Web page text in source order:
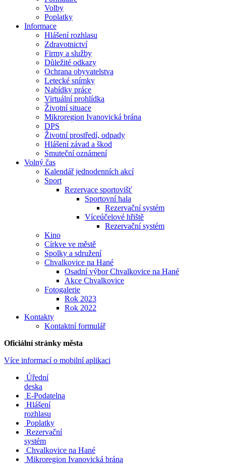
Volby
Poplatky
Informace
Hlášení rozhlasu
Zdravotnictví
Firmy a služby
Důležité odkazy
Ochrana obyvatelstva
Letecké snímky
Nabídky práce
Virtuální prohlídka
Životní situace
Mikroregion Ivanovická brána
DPS
Životní prostředí, odpady
Hlášení závad a škod
Smuteční oznámení
Volný čas
Kalendář jednodenních akcí
Sport
Rezervace sportovišť
Sportovní hala
Rezervační systém
Víceúčelové hřiště
Rezervační systém
Kino
Církve ve městě
Spolky a sdružení
Chvalkovice na Hané
Osadní výbor Chvalkovice na Hané
Akce Chvalkovice
Fotogalerie
Rok 2023
Rok 2022
Kontakty
Kontaktní formulář
Oficiální stránky města
Více informací o mobilní aplikaci
Úřední
deska
E-Podatelna
Hlášení
rozhlasu
Poplatky
Rezervační
systém
Chvalkovice na Hané
Mikroregion Ivanovická brána